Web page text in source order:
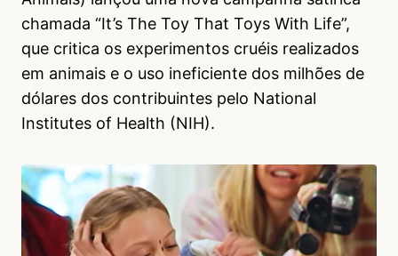
chamada “It’s The Toy That Toys With Life”,
que critica os experimentos cruéis realizados
em animais e o uso ineficiente dos milhões de
dólares dos contribuintes pelo National
Institutes of Health (NIH).